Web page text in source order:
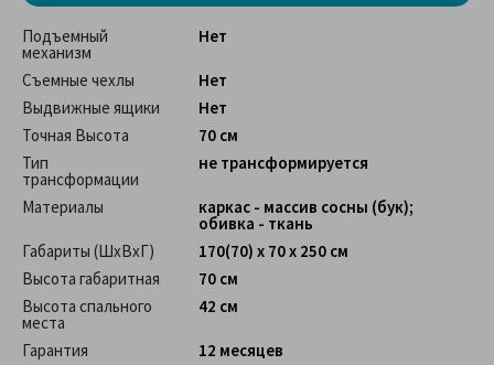
Подъемный
механизм
Нет
Съемные чехлы
Нет
Выдвижные ящики
Нет
Точная Высота
70 см
Тип
трансформации
не трансформируется
Материалы каркас - массив сосны (бук);
обивка - ткань
Габариты (ШхВхГ)
170(70) x 70 x 250 см
Высота габаритная
70 см
Высота спального
места
42 см
Гарантия 12 месяцев